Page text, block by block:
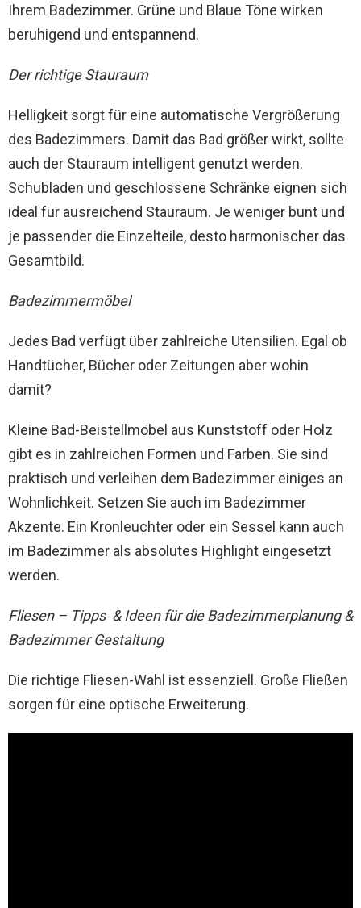
Ihrem Badezimmer. Grüne und Blaue Töne wirken
beruhigend und entspannend.
Der richtige Stauraum
Helligkeit sorgt für eine automatische Vergrößerung
des Badezimmers. Damit das Bad größer wirkt, sollte
auch der Stauraum intelligent genutzt werden.
Schubladen und geschlossene Schränke eignen sich
ideal für ausreichend Stauraum. Je weniger bunt und
je passender die Einzelteile, desto harmonischer das
Gesamtbild.
Badezimmermöbel
Jedes Bad verfügt über zahlreiche Utensilien. Egal ob
Handtücher, Bücher oder Zeitungen aber wohin
damit?
Kleine Bad-Beistellmöbel aus Kunststoff oder Holz
gibt es in zahlreichen Formen und Farben. Sie sind
praktisch und verleihen dem Badezimmer einiges an
Wohnlichkeit. Setzen Sie auch im Badezimmer
Akzente. Ein Kronleuchter oder ein Sessel kann auch
im Badezimmer als absolutes Highlight eingesetzt
werden.
Fliesen – Tipps & Ideen für die Badezimmerplanung &
Badezimmer Gestaltung
Die richtige Fliesen-Wahl ist essenziell. Große Fließen
sorgen für eine optische Erweiterung.